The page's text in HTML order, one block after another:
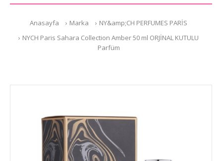
Anasayfa Marka
NY&amp;CH PERFUMES PARİS
NYCH Paris Sahara Collection Amber 50 ml ORJİNAL KUTULU
Parfüm